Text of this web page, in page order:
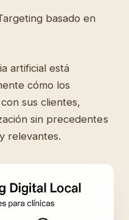
basado en
artificial está
cómo los
sus clientes,
sin precedentes
relevantes.